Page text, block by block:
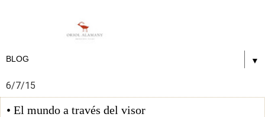
▼
6/7/15
• El mundo a través del visor